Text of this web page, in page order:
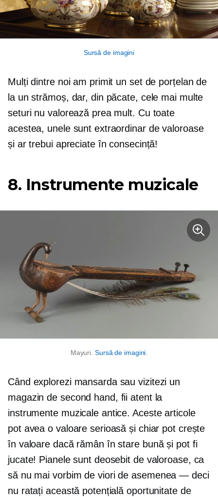
Sursă de imagini
Mulți dintre noi am primit un set de porțelan de
la un strămoș, dar, din păcate, cele mai multe
seturi nu valorează prea mult. Cu toate
acestea, unele sunt extraordinar de valoroase
și ar trebui apreciate în consecință!
8. Instrumente muzicale
Mayuri. Sursă de imagini.
Când explorezi mansarda sau vizitezi un
magazin de second hand, fii atent la
instrumente muzicale antice. Aceste articole
pot avea o valoare serioasă și chiar pot crește
în valoare dacă rămân în stare bună și pot fi
jucate! Pianele sunt deosebit de valoroase, ca
să nu mai vorbim de vioride asemenea — deci
nu ratați această potențială oportunitate de